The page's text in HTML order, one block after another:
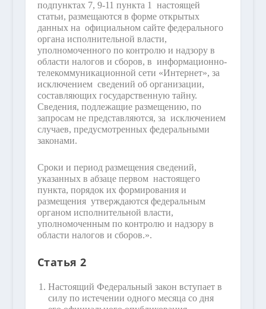
подпунктах 7, 9-11 пункта 1 настоящей
статьи, размещаются в форме открытых
данных на официальном сайте федерального
органа исполнительной власти,
уполномоченного по контролю и надзору в
области налогов и сборов, в информационно-
телекоммуникационной сети «Интернет», за
исключением сведений об организации,
составляющих государственную тайну.
Сведения, подлежащие размещению, по
запросам не представляются, за исключением
случаев, предусмотренных федеральными
законами.
Сроки и период размещения сведений,
указанных в абзаце первом настоящего
пункта, порядок их формирования и
размещения утверждаются федеральным
органом исполнительной власти,
уполномоченным по контролю и надзору в
области налогов и сборов.».
Статья 2
Настоящий Федеральный закон вступает в
силу по истечении одного месяца со дня